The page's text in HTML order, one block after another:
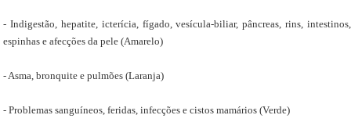
- Indigestão, hepatite, icterícia, fígado, vesícula-biliar, pâncreas, rins, intestinos,
espinhas e afecções da pele (Amarelo)
- Asma, bronquite e pulmões (Laranja)
- Problemas sanguíneos, feridas, infecções e cistos mamários (Verde)